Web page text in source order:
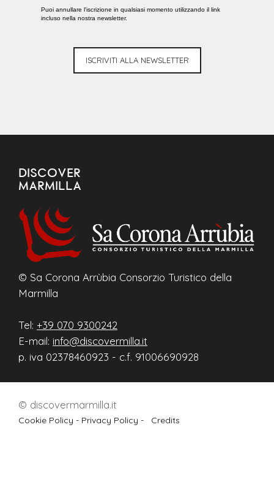
Puoi annullare l'iscrizione in qualsiasi momento utilizzando il link
incluso nella nostra newsletter.
ISCRIVITI ALLA NEWSLETTER
DISCOVER
MARMILLA
© Sa Corona Arrùbia Consorzio Turistico della
Marmilla
Tel: +39 070 9300242
E-mail: info@discovermilla.it
p. iva 02378460923 - c.f. 91006690928
© discovermarmilla.it
Cookie Policy - Privacy Policy - Credits